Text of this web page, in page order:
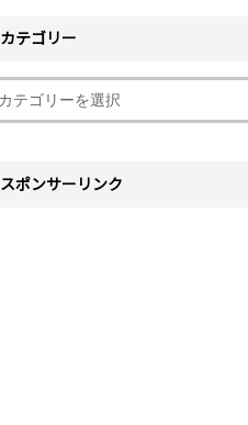
カテゴリー
スポンサーリンク